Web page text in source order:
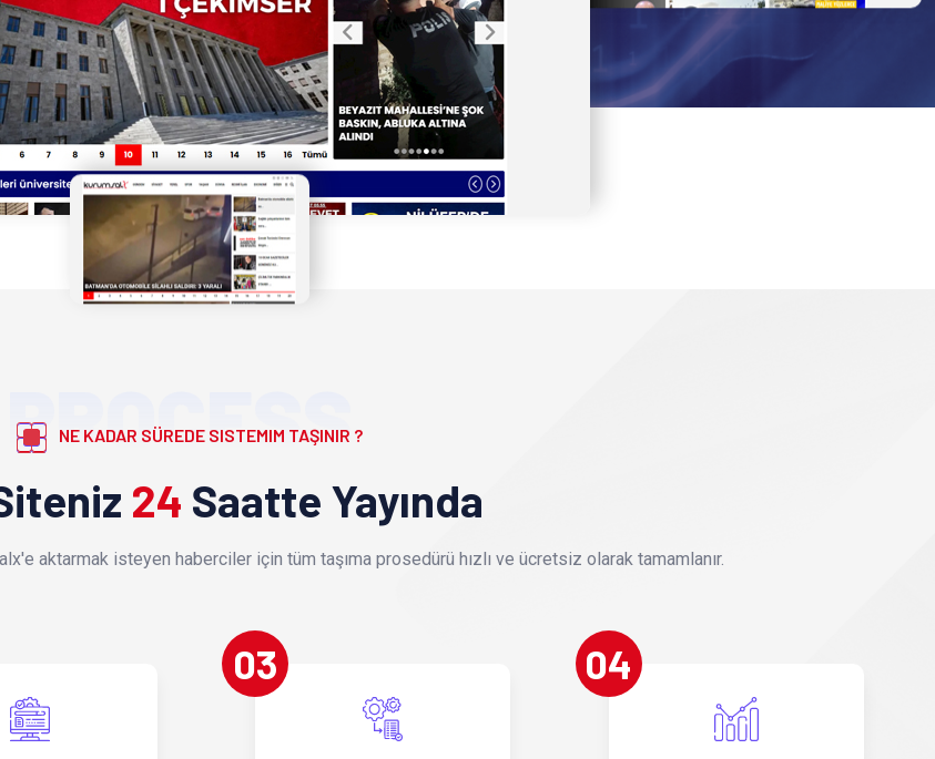
PROCESS
NE KADAR SÜREDE SISTEMIM TAŞINIR ?
24 Saatte Yayında
aktarmak isteyen haberciler için tüm taşıma prosedürü hızlı ve ücretsiz olarak tamamlanır.
03 04